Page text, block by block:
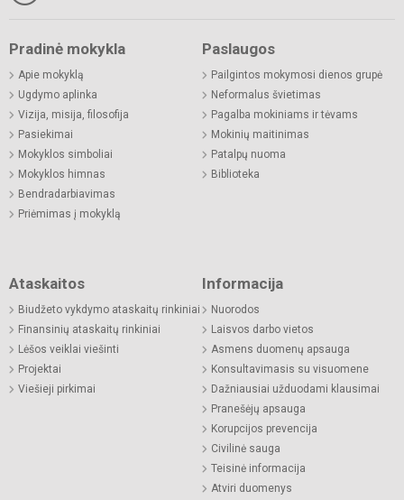
Pradinė mokykla
Apie mokyklą
Ugdymo aplinka
Vizija, misija, filosofija
Pasiekimai
Mokyklos simboliai
Mokyklos himnas
Bendradarbiavimas
Priėmimas į mokyklą
Paslaugos
Pailgintos mokymosi dienos grupė
Neformalus švietimas
Pagalba mokiniams ir tėvams
Mokinių maitinimas
Patalpų nuoma
Biblioteka
Ataskaitos
Biudžeto vykdymo ataskaitų rinkiniai
Finansinių ataskaitų rinkiniai
Lėšos veiklai viešinti
Projektai
Viešieji pirkimai
Informacija
Nuorodos
Laisvos darbo vietos
Asmens duomenų apsauga
Konsultavimasis su visuomene
Dažniausiai užduodami klausimai
Pranešėjų apsauga
Korupcijos prevencija
Civilinė sauga
Teisinė informacija
Atviri duomenys